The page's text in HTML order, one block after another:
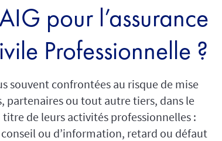
pour l’assurance
Professionnelle ?
souvent confrontées au risque de mise
partenaires ou tout autre tiers, dans le
de leurs activités professionnelles :
ou d’information, retard ou défaut